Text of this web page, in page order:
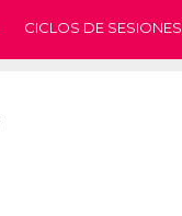
CICLOS DE SESIONES